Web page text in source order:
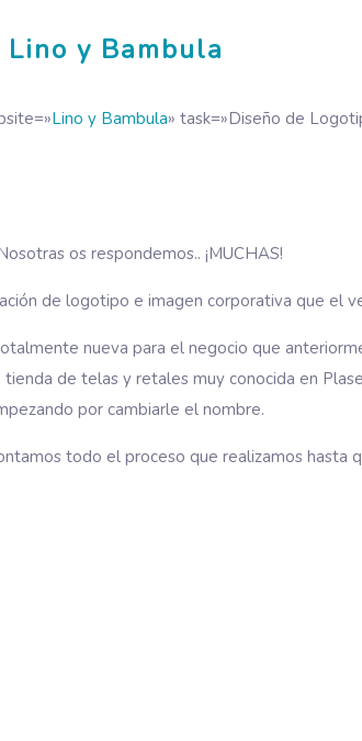
Lino y Bambula
Lino y Bambula» task=»Diseño de
os respondemos.. ¡MUCHAS!
de logotipo e imagen corporativa que el
nueva para el negocio que
de telas y retales muy conocida en
por cambiarle el nombre.
todo el proceso que realizamos hasta